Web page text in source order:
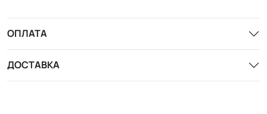
ОПЛАТА
ДОСТАВКА